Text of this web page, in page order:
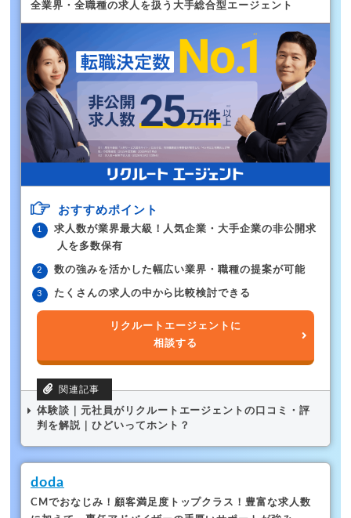
全業界・全職種の求人を扱う大手総合型エージェント
おすすめポイント
求人数が業界最大級！人気企業・大手企業の非公開求
人を多数保有
数の強みを活かした幅広い業界・職種の提案が可能
たくさんの求人の中から比較検討できる
リクルートエージェントに
相談する
体験談｜元社員がリクルートエージェントの口コミ・評
判を解説｜ひどいってホント？
doda
CMでおなじみ！顧客満足度トップクラス！豊富な求人数